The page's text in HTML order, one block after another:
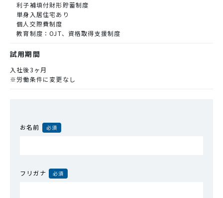
利子補填付財形貯蓄制度
単身入居住宅あり
個人交際費制度
教育制度：OJT、資格取得支援制度
試用期間
入社後3ヶ月
※労働条件に変更なし
お名前 必須
フリガナ 必須